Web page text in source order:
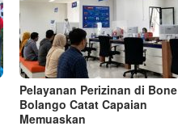
Pelayanan Perizinan di Bone
Bolango Catat Capaian
Memuaskan